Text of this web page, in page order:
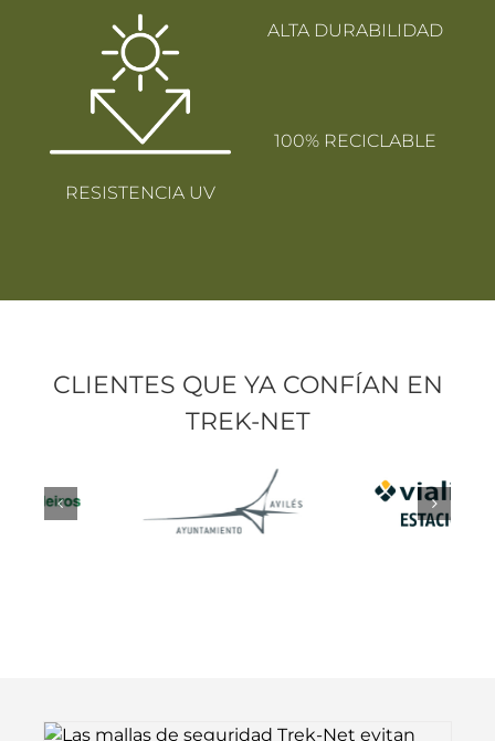
RESISTENCIA UV
ALTA DURABILIDAD
100% RECICLABLE
CLIENTES QUE YA CONFÍAN EN
TREK-NET